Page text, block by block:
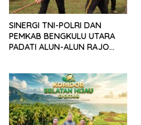
SINERGI TNI-POLRI DAN
PEMKAB BENGKULU UTARA
PADATI ALUN-ALUN RAJO